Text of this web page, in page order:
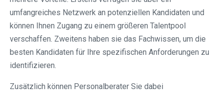
umfangreiches Netzwerk an potenziellen Kandidaten und
können Ihnen Zugang zu einem größeren Talentpool
verschaffen. Zweitens haben sie das Fachwissen, um die
besten Kandidaten für Ihre spezifischen Anforderungen zu
identifizieren.
Zusätzlich können Personalberater Sie dabei